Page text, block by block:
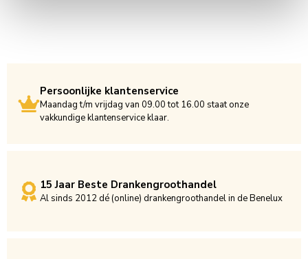
Persoonlijke klantenservice
Maandag t/m vrijdag van 09.00 tot 16.00 staat onze
vakkundige klantenservice klaar.
15 Jaar Beste Drankengroothandel
Al sinds 2012 dé (online) drankengroothandel in de Benelux